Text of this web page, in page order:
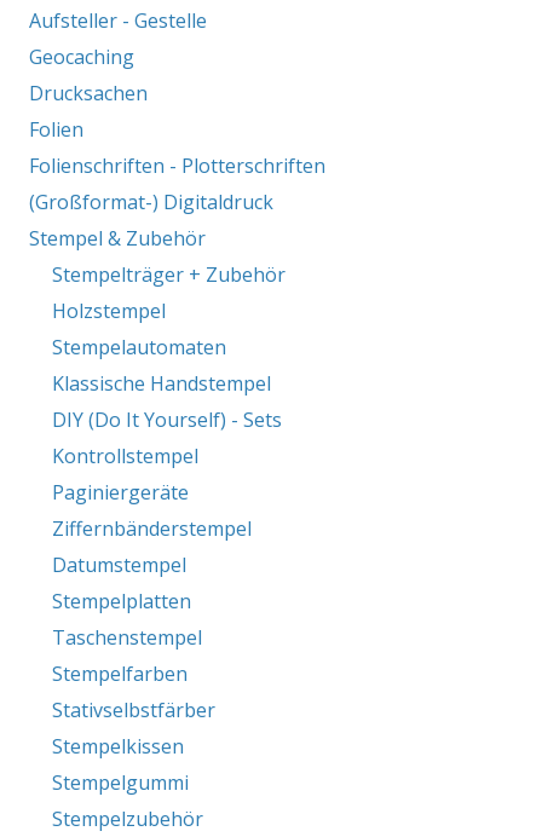
Aufsteller - Gestelle
Geocaching
Drucksachen
Folien
Folienschriften - Plotterschriften
(Großformat-) Digitaldruck
Stempel & Zubehör
Stempelträger + Zubehör
Holzstempel
Stempelautomaten
Klassische Handstempel
DIY (Do It Yourself) - Sets
Kontrollstempel
Paginiergeräte
Ziffernbänderstempel
Datumstempel
Stempelplatten
Taschenstempel
Stempelfarben
Stativselbstfärber
Stempelkissen
Stempelgummi
Stempelzubehör